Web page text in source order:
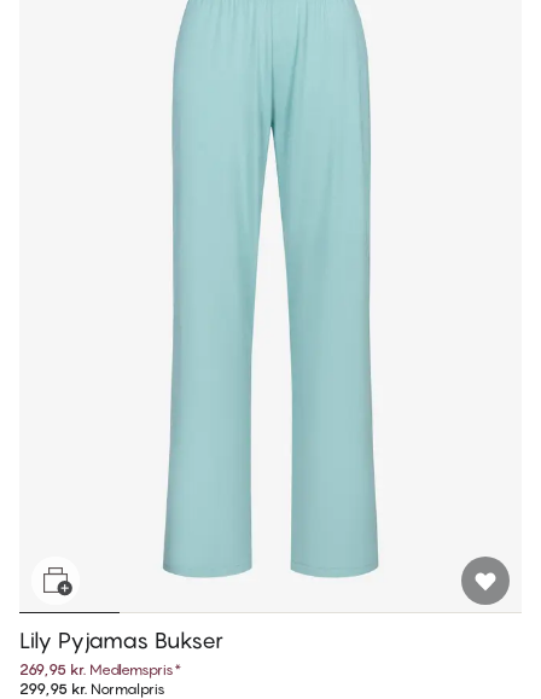
Lily Pyjamas Bukser
269,95 kr. Medlemspris*
299,95 kr. Normalpris